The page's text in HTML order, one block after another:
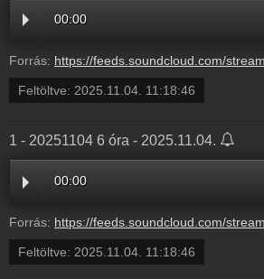
00:00
Forrás: https://feeds.soundcloud.com/stream/2206060403-balazsek-4-magasabb-kiskereskedelmi-arak-johetnek-a-kutaknal-ha-trump-nem-ad-haladekot-vonalban-holoda-attila-energetikai-szakerto-4.mp3
Feltöltve: 2025.11.04. 11:18:46
1 - 20251104 6 óra - 2025.11.04.
00:00
Forrás: https://feeds.soundcloud.com/stream/2206060399-balazsek-1-20251104-6-ora-1.mp3
Feltöltve: 2025.11.04. 11:18:46